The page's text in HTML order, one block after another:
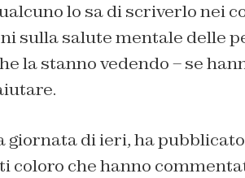
lo sa di scriverlo nei
sulla salute mentale delle
la stanno vedendo – se
giornata di ieri, ha
che hanno